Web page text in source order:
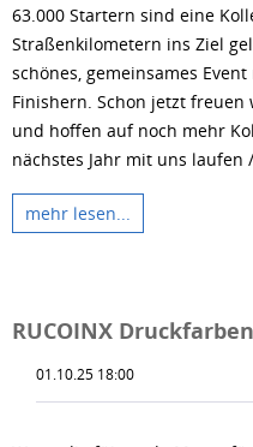
63.000 Startern sind eine
Straßenkilometern ins Ziel
schönes, gemeinsames
Finishern. Schon jetzt
und hoffen auf noch mehr
nächstes Jahr mit uns laufen
mehr lesen...
RUCOINX
01.10.25 18:00